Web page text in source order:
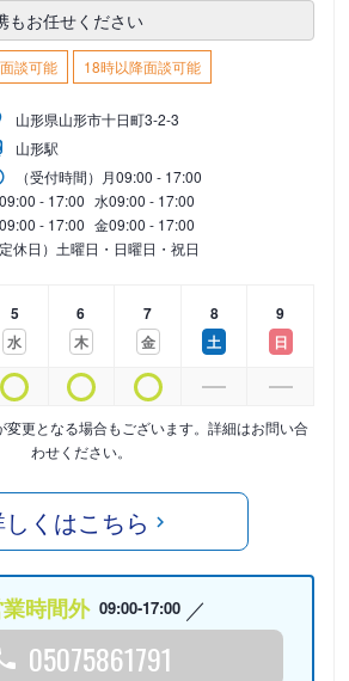
もお任せください
談可能 18時以降面談可能
山形県山形市十日町3-2-3
山形駅
（受付時間） 月09:00 - 17:00
09:00 - 17:00 水09:00 - 17:00
09:00 - 17:00 金09:00 - 17:00
定休日）土曜日・日曜日・祝日
5
水
6
木
7
金
8
土
9
日
変更となる場合もございます。詳細はお問い合
わせください。
くはこちら
時間外 09:00-17:00
05075861791